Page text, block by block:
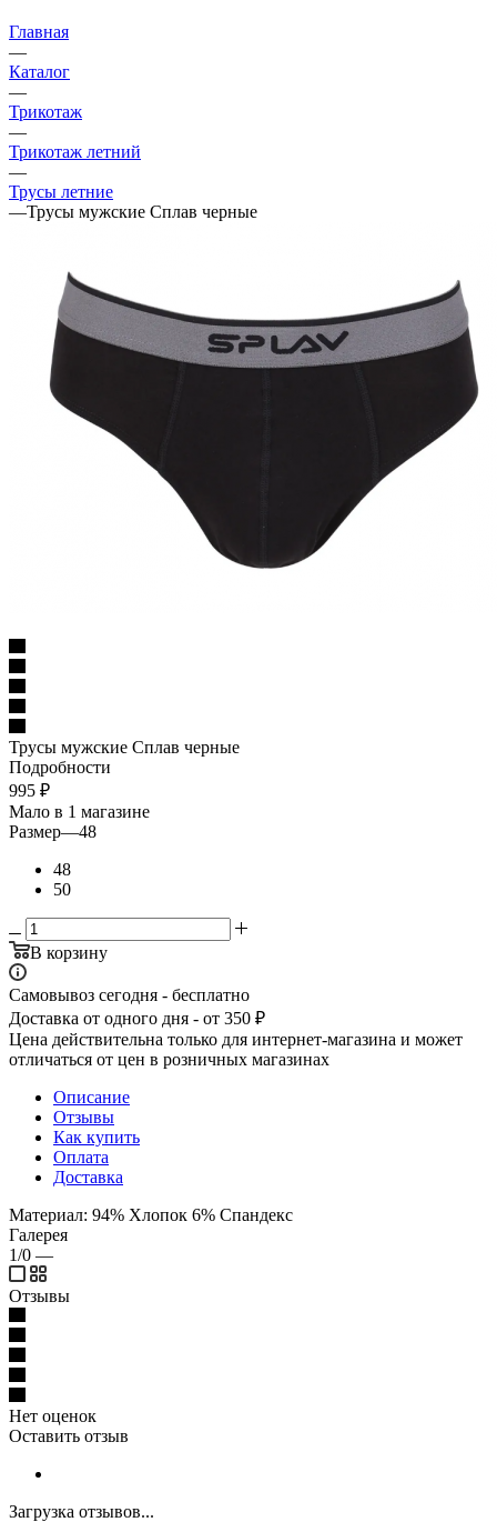
Главная
—
Каталог
—
Трикотаж
—
Трикотаж летний
—
Трусы летние
—Трусы мужские Сплав черные
Трусы мужские Сплав черные
Подробности
995 ₽
Мало в 1 магазине
Размер—48
48
50
В корзину
Самовывоз сегодня - бесплатно
Доставка от одного дня - от 350 ₽
Цена действительна только для интернет-магазина и может
отличаться от цен в розничных магазинах
Описание
Отзывы
Как купить
Оплата
Доставка
Материал: 94% Хлопок 6% Спандекс
Галерея
1/0 —
Отзывы
Нет оценок
Оставить отзыв
Загрузка отзывов...